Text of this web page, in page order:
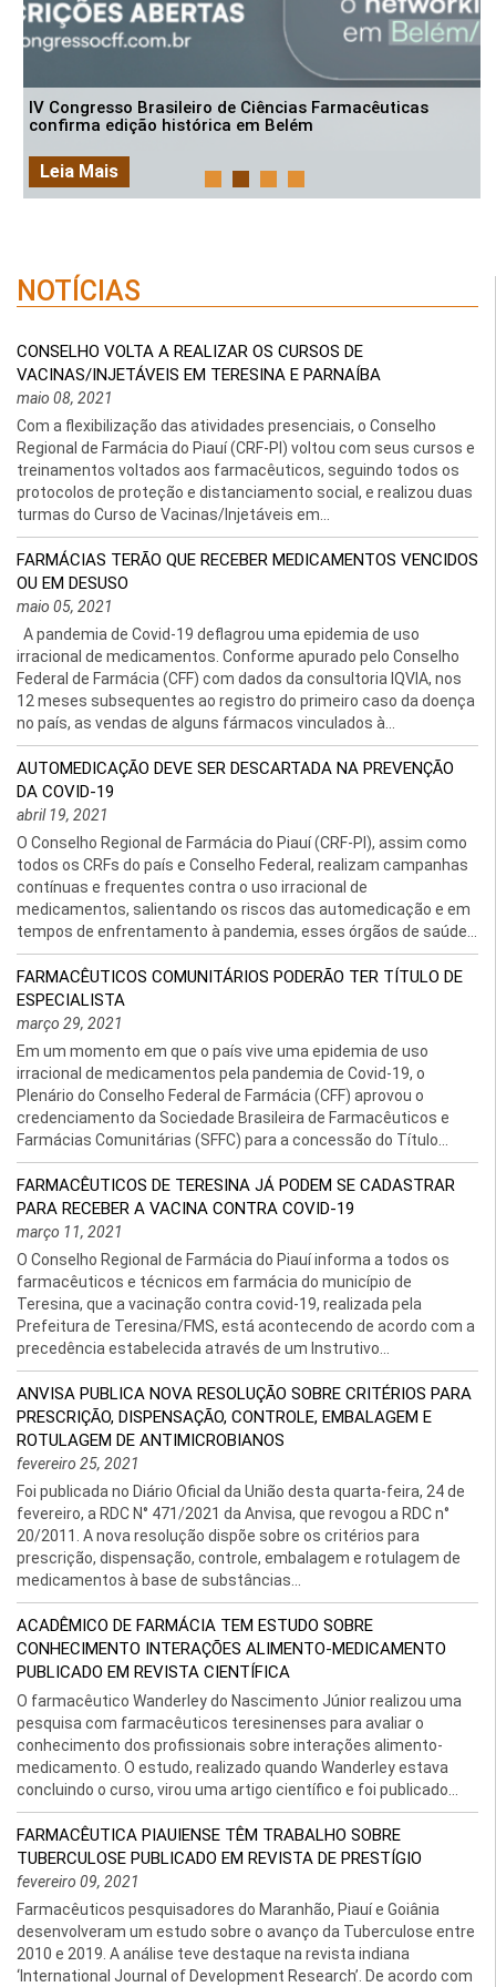
IV Congresso Brasileiro de Ciências Farmacêuticas
confirma edição histórica em Belém
Leia Mais
NOTÍCIAS
CONSELHO VOLTA A REALIZAR OS CURSOS DE
VACINAS/INJETÁVEIS EM TERESINA E PARNAÍBA
maio 08, 2021
Com a flexibilização das atividades presenciais, o Conselho
Regional de Farmácia do Piauí (CRF-PI) voltou com seus cursos e
treinamentos voltados aos farmacêuticos, seguindo todos os
protocolos de proteção e distanciamento social, e realizou duas
turmas do Curso de Vacinas/Injetáveis em...
FARMÁCIAS TERÃO QUE RECEBER MEDICAMENTOS VENCIDOS
OU EM DESUSO
maio 05, 2021
A pandemia de Covid-19 deflagrou uma epidemia de uso
irracional de medicamentos. Conforme apurado pelo Conselho
Federal de Farmácia (CFF) com dados da consultoria IQVIA, nos
12 meses subsequentes ao registro do primeiro caso da doença
no país, as vendas de alguns fármacos vinculados à...
AUTOMEDICAÇÃO DEVE SER DESCARTADA NA PREVENÇÃO
DA COVID-19
abril 19, 2021
O Conselho Regional de Farmácia do Piauí (CRF-PI), assim como
todos os CRFs do país e Conselho Federal, realizam campanhas
contínuas e frequentes contra o uso irracional de
medicamentos, salientando os riscos das automedicação e em
tempos de enfrentamento à pandemia, esses órgãos de saúde...
FARMACÊUTICOS COMUNITÁRIOS PODERÃO TER TÍTULO DE
ESPECIALISTA
março 29, 2021
Em um momento em que o país vive uma epidemia de uso
irracional de medicamentos pela pandemia de Covid-19, o
Plenário do Conselho Federal de Farmácia (CFF) aprovou o
credenciamento da Sociedade Brasileira de Farmacêuticos e
Farmácias Comunitárias (SFFC) para a concessão do Título...
FARMACÊUTICOS DE TERESINA JÁ PODEM SE CADASTRAR
PARA RECEBER A VACINA CONTRA COVID-19
março 11, 2021
O Conselho Regional de Farmácia do Piauí informa a todos os
farmacêuticos e técnicos em farmácia do município de
Teresina, que a vacinação contra covid-19, realizada pela
Prefeitura de Teresina/FMS, está acontecendo de acordo com a
precedência estabelecida através de um Instrutivo...
ANVISA PUBLICA NOVA RESOLUÇÃO SOBRE CRITÉRIOS PARA
PRESCRIÇÃO, DISPENSAÇÃO, CONTROLE, EMBALAGEM E
ROTULAGEM DE ANTIMICROBIANOS
fevereiro 25, 2021
Foi publicada no Diário Oficial da União desta quarta-feira, 24 de
fevereiro, a RDC N° 471/2021 da Anvisa, que revogou a RDC n°
20/2011. A nova resolução dispõe sobre os critérios para
prescrição, dispensação, controle, embalagem e rotulagem de
medicamentos à base de substâncias...
ACADÊMICO DE FARMÁCIA TEM ESTUDO SOBRE
CONHECIMENTO INTERAÇÕES ALIMENTO-MEDICAMENTO
PUBLICADO EM REVISTA CIENTÍFICA
O farmacêutico Wanderley do Nascimento Júnior realizou uma
pesquisa com farmacêuticos teresinenses para avaliar o
conhecimento dos profissionais sobre interações alimento-
medicamento. O estudo, realizado quando Wanderley estava
concluindo o curso, virou uma artigo científico e foi publicado...
FARMACÊUTICA PIAUIENSE TÊM TRABALHO SOBRE
TUBERCULOSE PUBLICADO EM REVISTA DE PRESTÍGIO
fevereiro 09, 2021
Farmacêuticos pesquisadores do Maranhão, Piauí e Goiânia
desenvolveram um estudo sobre o avanço da Tuberculose entre
2010 e 2019. A análise teve destaque na revista indiana
‘International Journal of Development Research’. De acordo com